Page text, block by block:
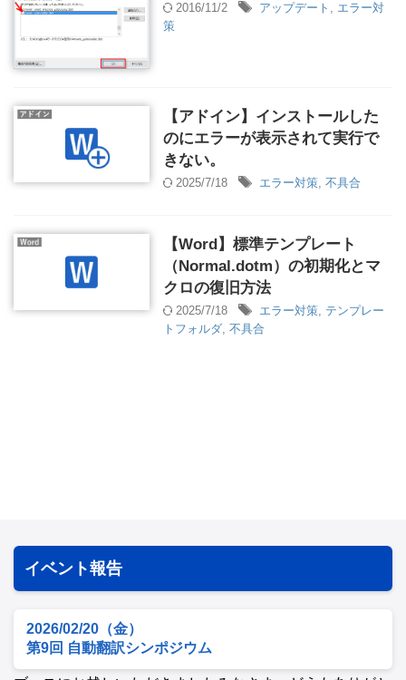
2016/11/2 アップデート , エラー対
策
【アドイン】インストールした
のにエラーが表示されて実行で
きない。
2025/7/18 エラー対策 不具合
【Word】標準テンプレート
（Normal.dotm）の初期化とマ
クロの復旧方法
2025/7/18 エラー対策 テンプレー
トフォルダ 不具合
イベント報告
2026/02/20（金）
第9回 自動翻訳シンポジウム